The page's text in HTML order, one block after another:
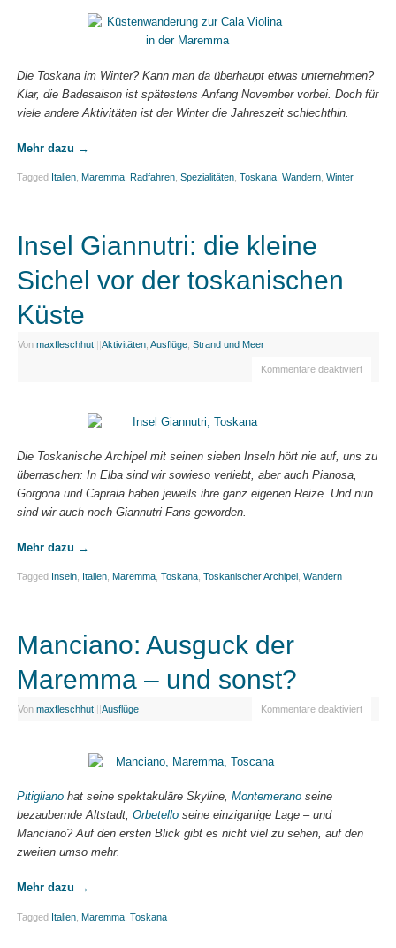
Die Toskana im Winter? Kann man da überhaupt etwas unternehmen?
Klar, die Badesaison ist spätestens Anfang November vorbei. Doch für
viele andere Aktivitäten ist der Winter die Jahreszeit schlechthin.
Mehr dazu →
Tagged Italien, Maremma, Radfahren, Spezialitäten, Toskana, Wandern, Winter
Insel Giannutri: die kleine
Sichel vor der toskanischen
Küste
Von maxfleschhut Aktivitäten, Ausflüge, Strand und Meer
Kommentare deaktiviert
Die Toskanische Archipel mit seinen sieben Inseln hört nie auf, uns zu
überraschen: In Elba sind wir sowieso verliebt, aber auch Pianosa,
Gorgona und Capraia haben jeweils ihre ganz eigenen Reize. Und nun
sind wir auch noch Giannutri-Fans geworden.
Mehr dazu →
Tagged Inseln, Italien, Maremma, Toskana, Toskanischer Archipel , Wandern
Manciano: Ausguck der
Maremma – und sonst?
Von maxfleschhut Ausflüge Kommentare deaktiviert
Pitiglianohat seine spektakuläre Skyline, Montemeranoseine
bezaubernde Altstadt, Orbetelloseine einzigartige Lage – und
Manciano? Auf den ersten Blick gibt es nicht viel zu sehen, auf den
zweiten umso mehr.
Mehr dazu →
Tagged Italien, Maremma, Toskana